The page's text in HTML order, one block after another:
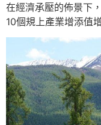
在經濟承壓的佈景下
10個規上產業增添值